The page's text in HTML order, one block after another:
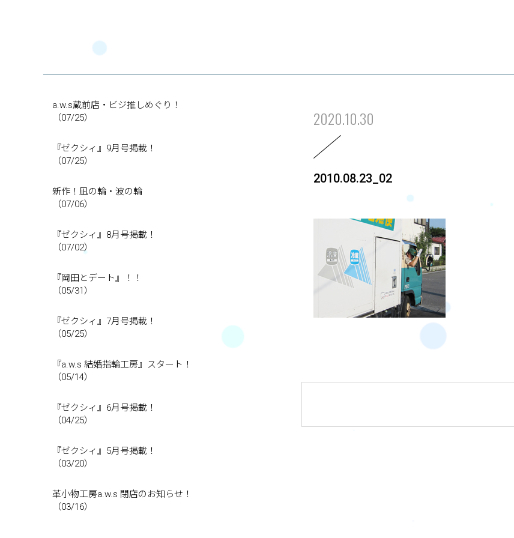
2020.10.30
2010.08.23_02
a.w.s蔵前店・ビジ推しめぐり！
（07/25）
『ゼクシィ』9月号掲載！
（07/25）
新作！凪の輪・波の輪
（07/06）
『ゼクシィ』8月号掲載！
（07/02）
『岡田とデート』！！
（05/31）
『ゼクシィ』7月号掲載！
（05/25）
『a.w.s 結婚指輪工房』スタート！
（05/14）
『ゼクシィ』6月号掲載！
（04/25）
『ゼクシィ』5月号掲載！
（03/20）
革小物工房a.w.s 閉店のお知らせ！
（03/16）